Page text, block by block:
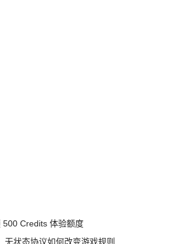
500 Credits 体验额度
状态协议如何改变游戏规则